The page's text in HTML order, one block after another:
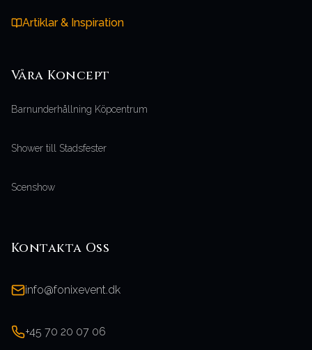
Artiklar & Inspiration
Våra Koncept
Barnunderhållning Köpcentrum
Shower till Stadsfester
Scenshow
Kontakta Oss
info@fonixevent.dk
+45 70 20 07 06